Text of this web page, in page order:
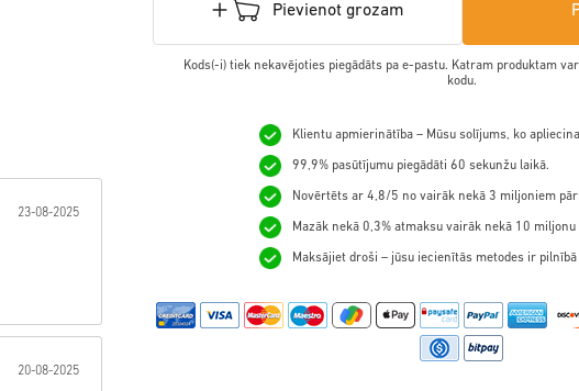
23-08-2025
20-08-2025
Pievienot grozam
Kods(-i) tiek nekavējoties piegādāts pa e-pastu. Katram produktam
kodu.
Klientu apmierinātība – Mūsu solījums, ko
99,9% pasūtījumu piegādāti 60 sekunžu laikā.
Novērtēts ar 4,8/5 no vairāk nekā 3 miljoniem
Mazāk nekā 0,3% atmaksu vairāk nekā 10 miljonu
Maksājiet droši – jūsu iecienītās metodes ir